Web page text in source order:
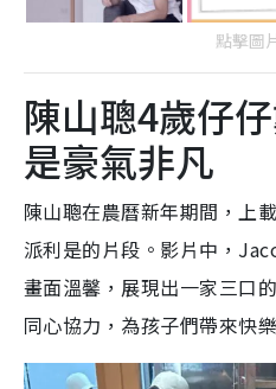
點擊圖
陳山聰4歲仔
是豪氣非凡
陳山聰在農曆新年期間，上
派利是的片段。影片中，
畫面溫馨，展現出一家三口
同心協力，為孩子們帶來快